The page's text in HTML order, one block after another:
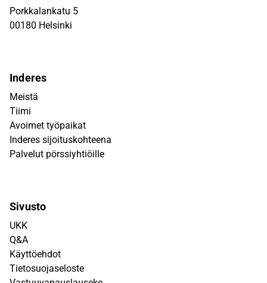
Porkkalankatu 5
00180 Helsinki
Inderes
Meistä
Tiimi
Avoimet työpaikat
Inderes sijoituskohteena
Palvelut pörssiyhtiöille
Sivusto
UKK
Q&A
Käyttöehdot
Tietosuojaseloste